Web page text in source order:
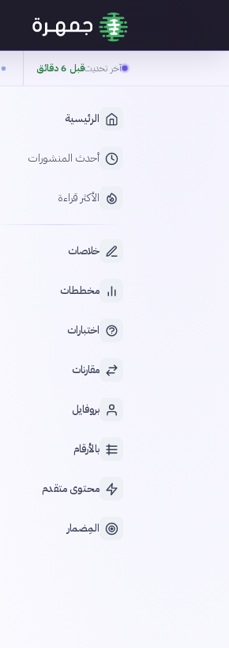
آخر تحديثقبل 6 دقائق
الرئيسية
أحدث المنشورات
الأكثر قراءة
خلاصات
مخططات
اختبارات
مقارنات
بروفايل
بالأرقام
محتوى متقدم
المِضمار